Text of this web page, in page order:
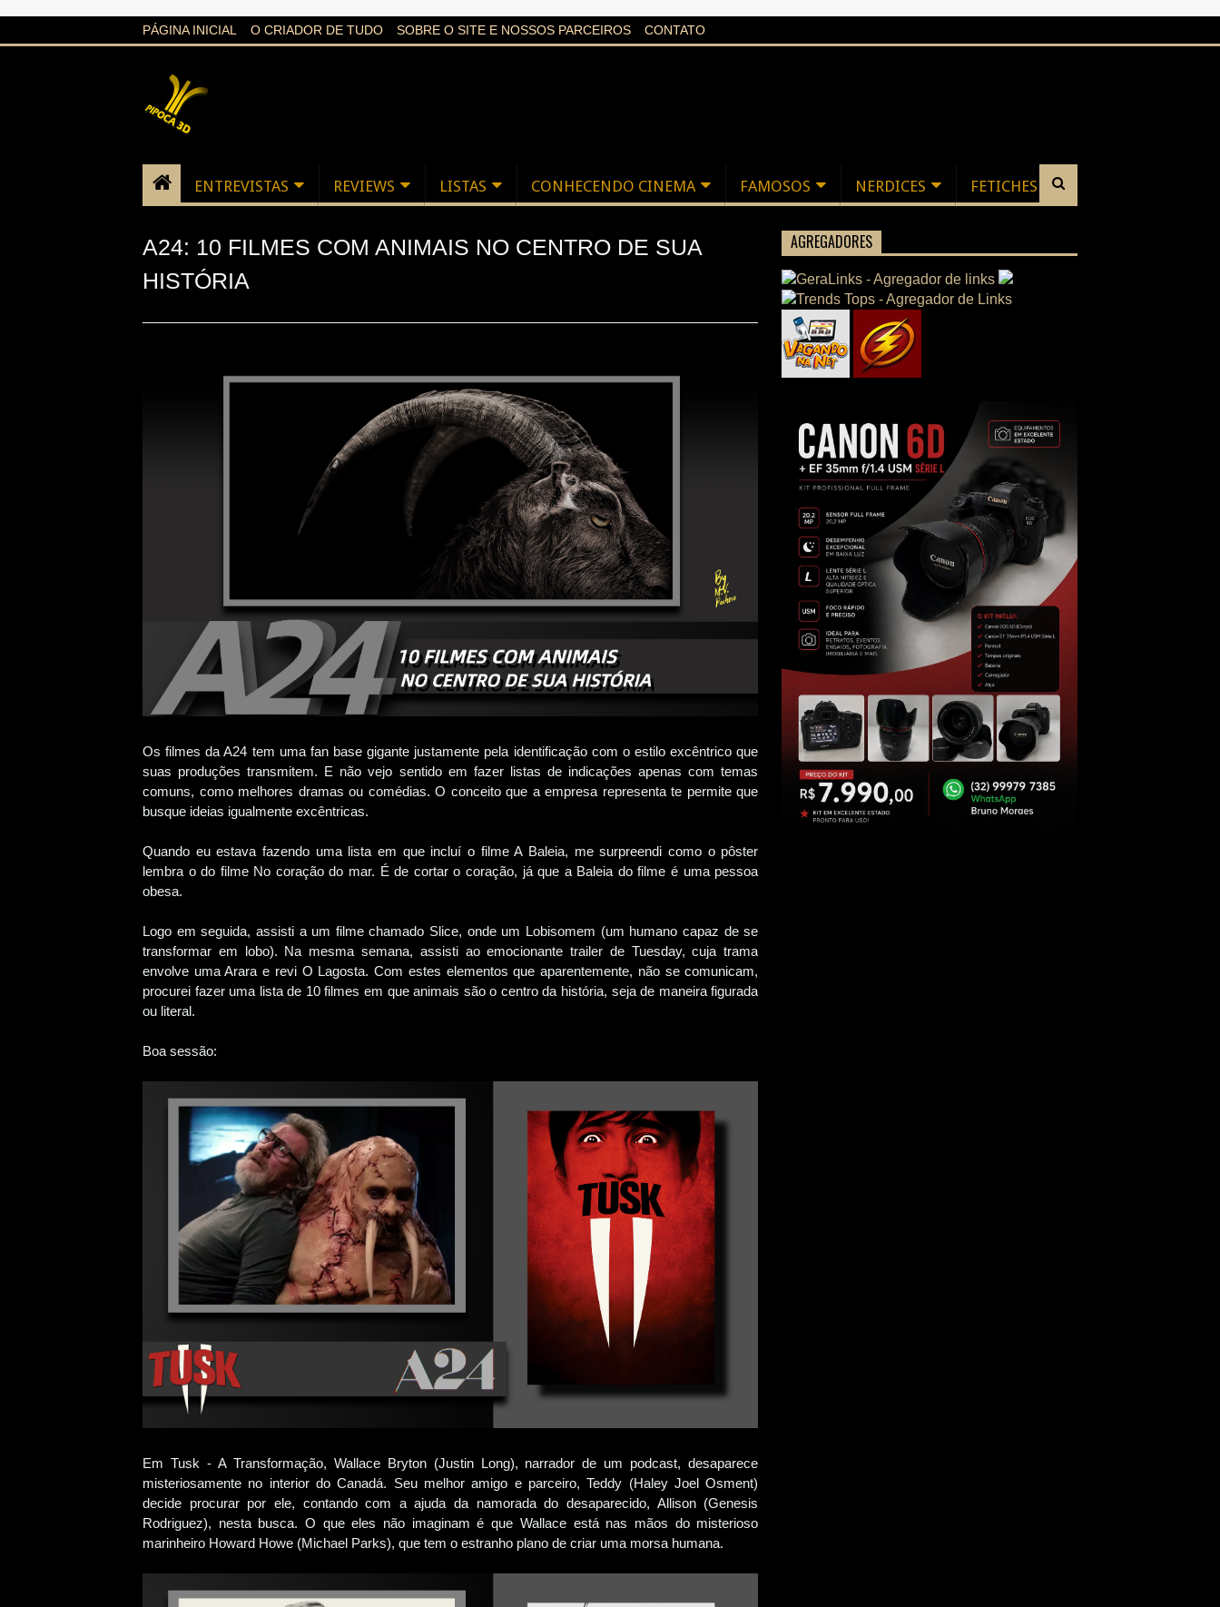
PÁGINA INICIAL O CRIADOR DE TUDO SOBRE O SITE E NOSSOS PARCEIROS CONTATO
ENTREVISTAS REVIEWS LISTAS CONHECENDO CINEMA FAMOSOS NERDICES FETICHES
A24: 10 FILMES COM ANIMAIS NO CENTRO DE SUA
HISTÓRIA
Os filmes da A24 tem uma fan base gigante justamente pela identificação com o estilo excêntrico que
suas produções transmitem. E não vejo sentido em fazer listas de indicações apenas com temas
comuns, como melhores dramas ou comédias. O conceito que a empresa representa te permite que
busque ideias igualmente excêntricas.
Quando eu estava fazendo uma lista em que incluí o filme A Baleia, me surpreendi como o pôster
lembra o do filme No coração do mar. É de cortar o coração, já que a Baleia do filme é uma pessoa
obesa.
Logo em seguida, assisti a um filme chamado Slice, onde um Lobisomem (um humano capaz de se
transformar em lobo). Na mesma semana, assisti ao emocionante trailer de Tuesday, cuja trama
envolve uma Arara e revi O Lagosta. Com estes elementos que aparentemente, não se comunicam,
procurei fazer uma lista de 10 filmes em que animais são o centro da história, seja de maneira figurada
ou literal.
Boa sessão:
Em Tusk - A Transformação, Wallace Bryton (Justin Long), narrador de um podcast, desaparece
misteriosamente no interior do Canadá. Seu melhor amigo e parceiro, Teddy (Haley Joel Osment)
decide procurar por ele, contando com a ajuda da namorada do desaparecido, Allison (Genesis
Rodriguez), nesta busca. O que eles não imaginam é que Wallace está nas mãos do misterioso
marinheiro Howard Howe (Michael Parks), que tem o estranho plano de criar uma morsa humana.
AGREGADORES